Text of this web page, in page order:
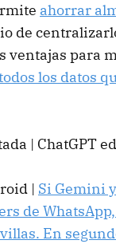
ahorrar
de
ventajas para
los datos
| ChatGPT
| Si Gemini
de
En